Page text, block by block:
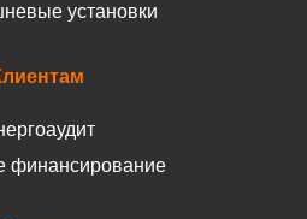
установки
финансирование